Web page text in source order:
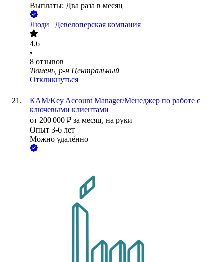
Выплаты: Два раза в месяц
Люди | Девелоперская компания
4.6
•
8 отзывов
Тюмень, р-н Центральный
Откликнуться
КАМ/Key Account Manager/Менеджер по работе с
ключевыми клиентами
от 200 000 ₽ за месяц, на руки
Опыт 3-6 лет
Можно удалённо